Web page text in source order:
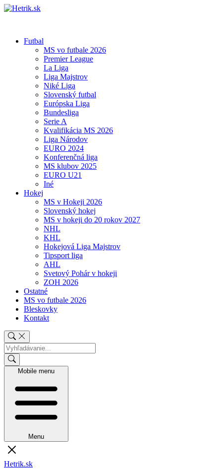
Futbal
MS vo futbale 2026
Premier League
La Liga
Liga Majstrov
Niké Liga
Slovenský futbal
Európska Liga
Bundesliga
Serie A
Kvalifikácia MS 2026
Liga Národov
EURO 2024
Konferenčná liga
MS klubov 2025
EURO U21
Iné
Hokej
MS v Hokeji 2026
Slovenský hokej
MS v hokeji do 20 rokov 2027
NHL
KHL
Hokejová Liga Majstrov
Tipsport liga
AHL
Svetový Pohár v hokeji
ZOH 2026
Ostatné
MS vo futbale 2026
Bleskovky
Kontakt
Mobile menu
Menu
Hetrik.sk